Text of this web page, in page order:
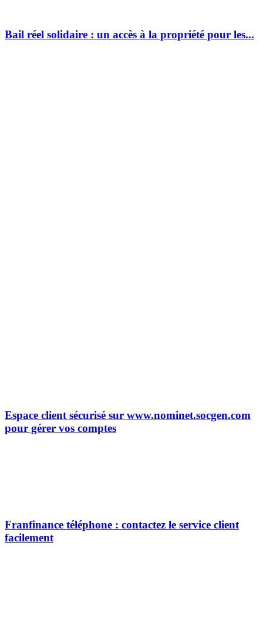
Bail réel solidaire : un accès à la propriété pour les...
Espace client sécurisé sur www.nominet.socgen.com
pour gérer vos comptes
Franfinance téléphone : contactez le service client
facilement